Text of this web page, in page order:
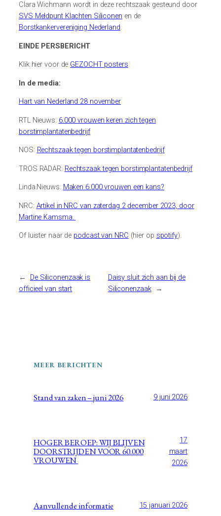
Clara Wichmann wordt in deze rechtszaak gesteund door
SVS Meldpunt Klachten Siliconen en de
Borstkankervereniging Nederland.
EINDE PERSBERICHT
Klik hier voor de GEZOCHT posters
In de media:
Hart van Nederland 28 november
RTL Nieuws: 6.000 vrouwen keren zich tegen
borstimplantatenbedrijf
NOS: Rechtszaak tegen borstimplantatenbedrijf
TROS RADAR: Rechtszaak tegen borstimplantatenbedrijf
Linda.Nieuws: Maken 6.000 vrouwen een kans?
NRC: Artikel in NRC van zaterdag 2 december 2023, door
Martine Kamsma.
Of luister naar de podcast van NRC (hier op spotify).
←
De Siliconenzaak is
officieel van start
Daisy sluit zich aan bij de
Siliconenzaak
→
MEER BERICHTEN
Stand van zaken – juni 2026 9 juni 2026
HOGER BEROEP: WIJ BLIJVEN
DOORSTRIJDEN VOOR 60.000
VROUWEN
17
maart
2026
Aanvullende informatie 15 januari 2026